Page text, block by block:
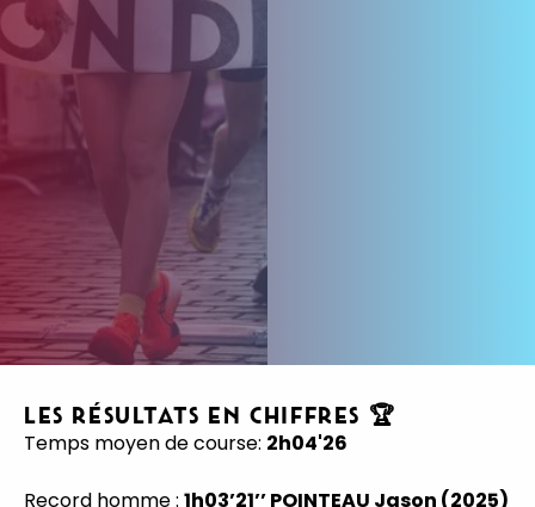
LES RÉSULTATS EN CHIFFRES 🏆
Temps moyen de course: 2h04'26
Record homme : 1h03’21’’ POINTEAU Jason (2025)